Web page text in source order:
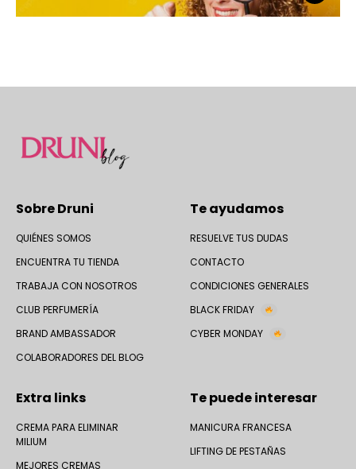
Sobre Druni
QUIÉNES SOMOS
ENCUENTRA TU TIENDA
TRABAJA CON NOSOTROS
CLUB PERFUMERÍA
BRAND AMBASSADOR
COLABORADORES DEL BLOG
Te ayudamos
RESUELVE TUS DUDAS
CONTACTO
CONDICIONES GENERALES
BLACK FRIDAY
CYBER MONDAY
Extra links
CREMA PARA ELIMINAR
MILIUM
MEJORES CREMAS
Te puede interesar
MANICURA FRANCESA
LIFTING DE PESTAÑAS